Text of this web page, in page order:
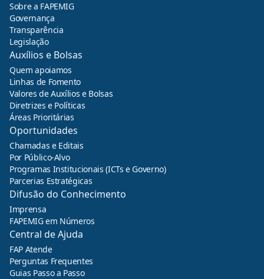
Sobre a FAPEMIG
Governança
Transparência
Legislação
Auxílios e Bolsas
Quem apoiamos
Linhas de Fomento
Valores de Auxílios e Bolsas
Diretrizes e Políticas
Áreas Prioritárias
Oportunidades
Chamadas e Editais
Por Público-Alvo
Programas Institucionais (ICTs e Governo)
Parcerias Estratégicas
Difusão do Conhecimento
Imprensa
FAPEMIG em Números
Central de Ajuda
FAP Atende
Perguntas Frequentes
Guias Passo a Passo